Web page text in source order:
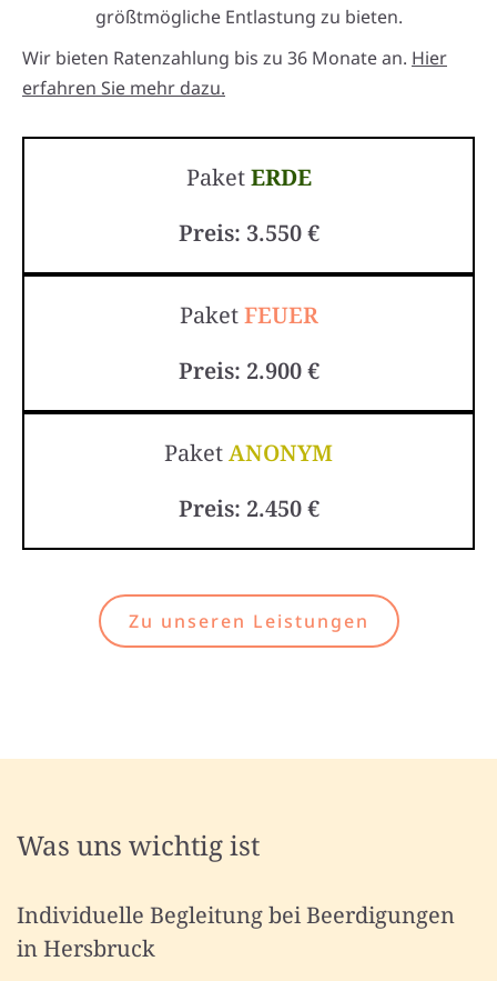
größtmögliche Entlastung zu bieten.
Wir bieten Ratenzahlung bis zu 36 Monate an. Hier
erfahren Sie mehr dazu.
PaketERDE
Preis: 3.550 €
PaketFEUER
Preis: 2.900 €
PaketANONYM
Preis: 2.450 €
Zu unseren Leistungen
Was uns wichtig ist
Individuelle Begleitung bei Beerdigungen
in Hersbruck